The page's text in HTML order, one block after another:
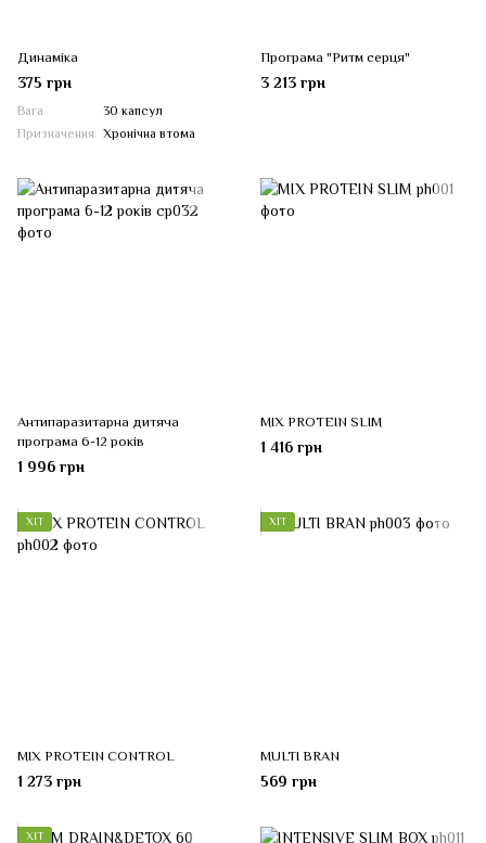
Динаміка
375 грн
Вага
30 капсул
Призначення Хронічна втома
Програма "Ритм серця"
3 213 грн
Антипаразитарна дитяча
програма 6-12 років
1 996 грн
MIX PROTEIN SLIM
1 416 грн
ХІТ
MIX PROTEIN CONTROL
1 273 грн
ХІТ
MULTI BRAN
569 грн
ХІТ